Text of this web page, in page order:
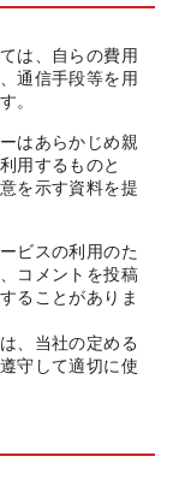
は、自らの費用
通信手段等を用
。
はあらかじめ親
用するものと
を示す資料を提
ビスの利用のた
コメントを投稿
ることがありま
、当社の定める
守して適切に使